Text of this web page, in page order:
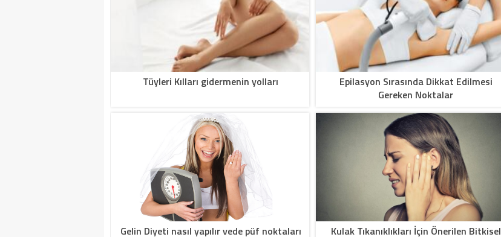
Tüyleri Kılları gidermenin yolları
Epilasyon Sırasında Dikkat Edilmesi
Gereken Noktalar
Gelin Diyeti nasıl yapılır vede püf noktaları Kulak Tıkanıklıkları İçin Önerilen Bitkisel